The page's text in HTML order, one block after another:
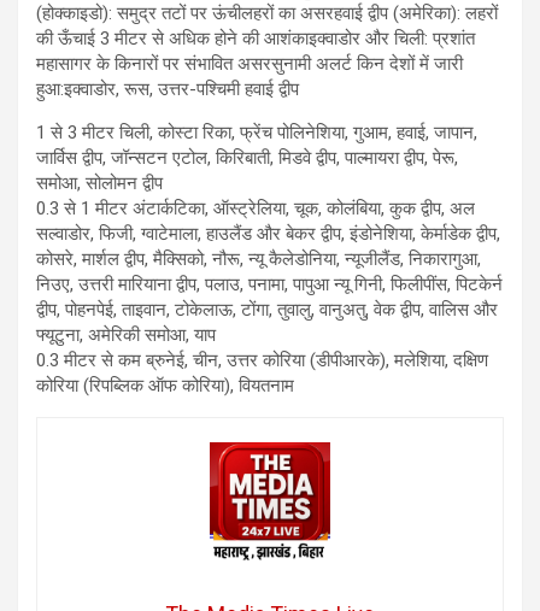
(होक्काइडो): समुद्र तटों पर ऊंचीलहरों का असरहवाई द्वीप (अमेरिका): लहरों
की ऊँचाई 3 मीटर से अधिक होने की आशंकाइक्वाडोर और चिली: प्रशांत
महासागर के किनारों पर संभावित असरसुनामी अलर्ट किन देशों में जारी
हुआ:इक्वाडोर, रूस, उत्तर-पश्चिमी हवाई द्वीप
1 से 3 मीटर चिली, कोस्टा रिका, फ्रेंच पोलिनेशिया, गुआम, हवाई, जापान,
जार्विस द्वीप, जॉन्सटन एटोल, किरिबाती, मिडवे द्वीप, पाल्मायरा द्वीप, पेरू,
समोआ, सोलोमन द्वीप
0.3 से 1 मीटर अंटार्कटिका, ऑस्ट्रेलिया, चूक, कोलंबिया, कुक द्वीप, अल
सल्वाडोर, फिजी, ग्वाटेमाला, हाउलैंड और बेकर द्वीप, इंडोनेशिया, केर्माडेक द्वीप,
कोसरे, मार्शल द्वीप, मैक्सिको, नौरू, न्यू कैलेडोनिया, न्यूजीलैंड, निकारागुआ,
निउए, उत्तरी मारियाना द्वीप, पलाउ, पनामा, पापुआ न्यू गिनी, फिलीपींस, पिटकेर्न
द्वीप, पोहनपेई, ताइवान, टोकेलाऊ, टोंगा, तुवालु, वानुअतु, वेक द्वीप, वालिस और
फ्यूटुना, अमेरिकी समोआ, याप
0.3 मीटर से कम ब्रुनेई, चीन, उत्तर कोरिया (डीपीआरके), मलेशिया, दक्षिण
कोरिया (रिपब्लिक ऑफ कोरिया), वियतनाम